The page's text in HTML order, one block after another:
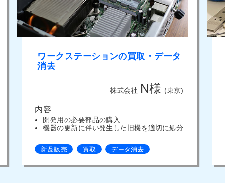
ワークステーションの買取・データ
消去
株式会社 N様 (東京)
内容
開発用の必要部品の購入
機器の更新に伴い発生した旧機を適切に処分
新品販売 買取 データ消去